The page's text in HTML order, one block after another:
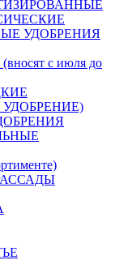
УДОБРЕНИЯ
с июля до